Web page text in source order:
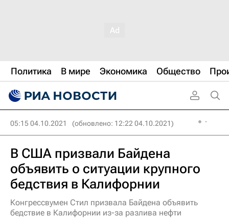
Политика В мире Экономика Общество
05:15 04.10.2021 (обновлено: 12:22 04.10.2021)
В США призвали Байдена
объявить о ситуации крупного
бедствия в Калифорнии
Конгрессвумен Стил призвала Байдена объявить
бедствие в Калифорнии из-за разлива нефти